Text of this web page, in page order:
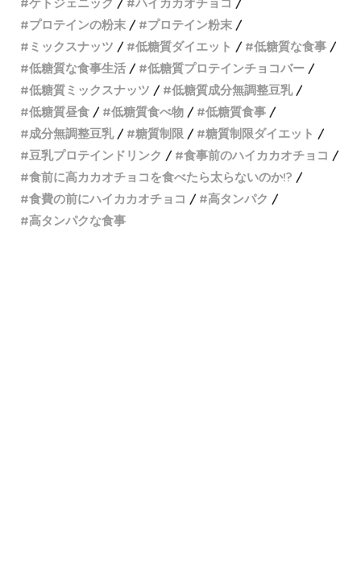
ケトジェニック
ハイカカオチョコ
プロテインの粉末
プロテイン粉末
ミックスナッツ
低糖質ダイエット
低糖質な食事
低糖質な食事生活
低糖質プロテインチョコバー
低糖質ミックスナッツ
低糖質成分無調整豆乳
低糖質昼食
低糖質食べ物
低糖質食事
成分無調整豆乳
糖質制限
糖質制限ダイエット
豆乳プロテインドリンク
食事前のハイカカオチョコ
食前に高カカオチョコを食べたら太らないのか!?
食費の前にハイカカオチョコ
高タンパク
高タンパクな食事